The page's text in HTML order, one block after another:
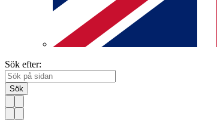
Sök efter:
Sök